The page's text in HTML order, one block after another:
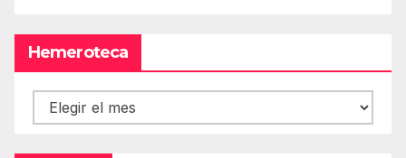
Hemeroteca
Hemeroteca